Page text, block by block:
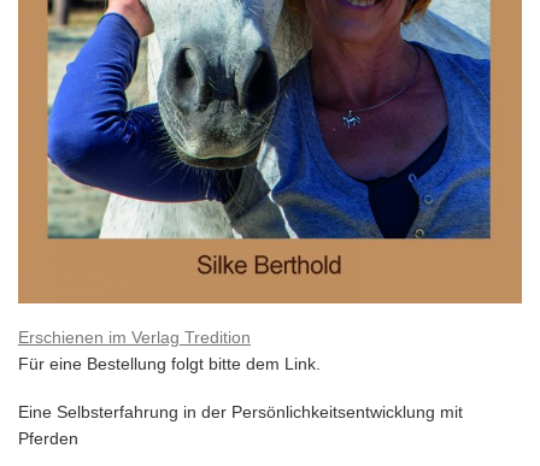
Erschienen im Verlag Tredition
Für eine Bestellung folgt bitte dem Link.
Eine Selbsterfahrung in der Persönlichkeitsentwicklung mit
Pferden